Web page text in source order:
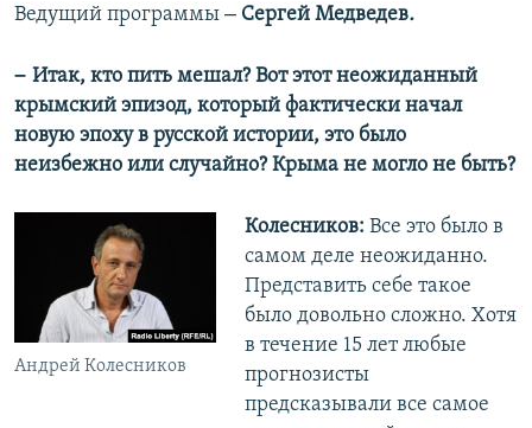
Ведущий программы – Сергей Медведев.
– Итак, кто пить мешал? Вот этот неожиданный
крымский эпизод, который фактически начал
новую эпоху в русской истории, это было
неизбежно или случайно? Крыма не могло не быть?
Андрей Колесников
Колесников: Все это было в
самом деле неожиданно.
Представить себе такое
было довольно сложно. Хотя
в течение 15 лет любые
прогнозисты
предсказывали все самое